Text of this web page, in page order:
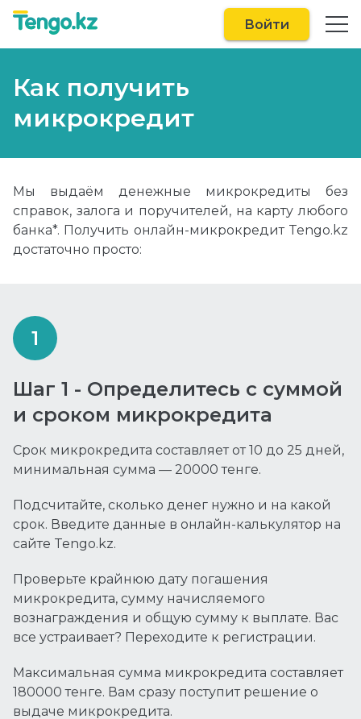
Войти
Как получить
микрокредит
Мы выдаём денежные микрокредиты без
справок, залога и поручителей, на карту любого
банка*. Получить онлайн-микрокредит Tengo.kz
достаточно просто:
Шаг 1 - Определитесь с суммой
и сроком микрокредита
Срок микрокредита составляет от 10 до 25 дней,
минимальная сумма — 20000 тенге.
Подсчитайте, сколько денег нужно и на какой
срок. Введите данные в онлайн-калькулятор на
сайте Tengo.kz.
Проверьте крайнюю дату погашения
микрокредита, сумму начисляемого
вознаграждения и общую сумму к выплате. Вас
все устраивает? Переходите к регистрации.
Максимальная сумма микрокредита составляет
180000 тенге. Вам сразу поступит решение о
выдаче микрокредита.